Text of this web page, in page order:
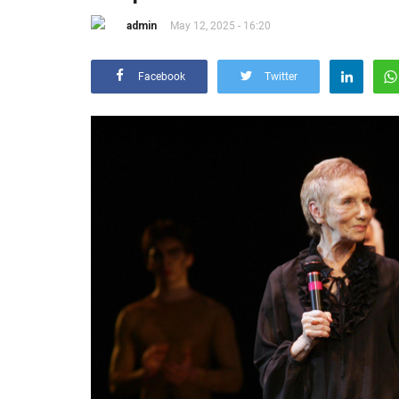
admin May 12, 2025 - 16:20
Facebook Twitter